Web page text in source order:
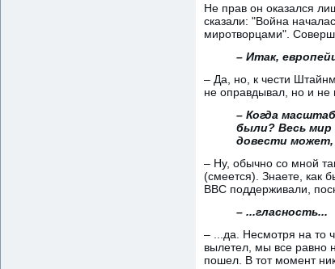
Не прав он оказался
сказали: "Война
миротворцами".
– Итак,
– Да, но, к чести
не оправдывал, но и не
– Когда
были? Весь мир
довести может,
– Ну, обычно со мной
(смеется). Знаете, как
BBC поддерживали,
– ...гласность...
– ...да. Несмотря на то
вылетел, мы все равно
пошел. В тот момент